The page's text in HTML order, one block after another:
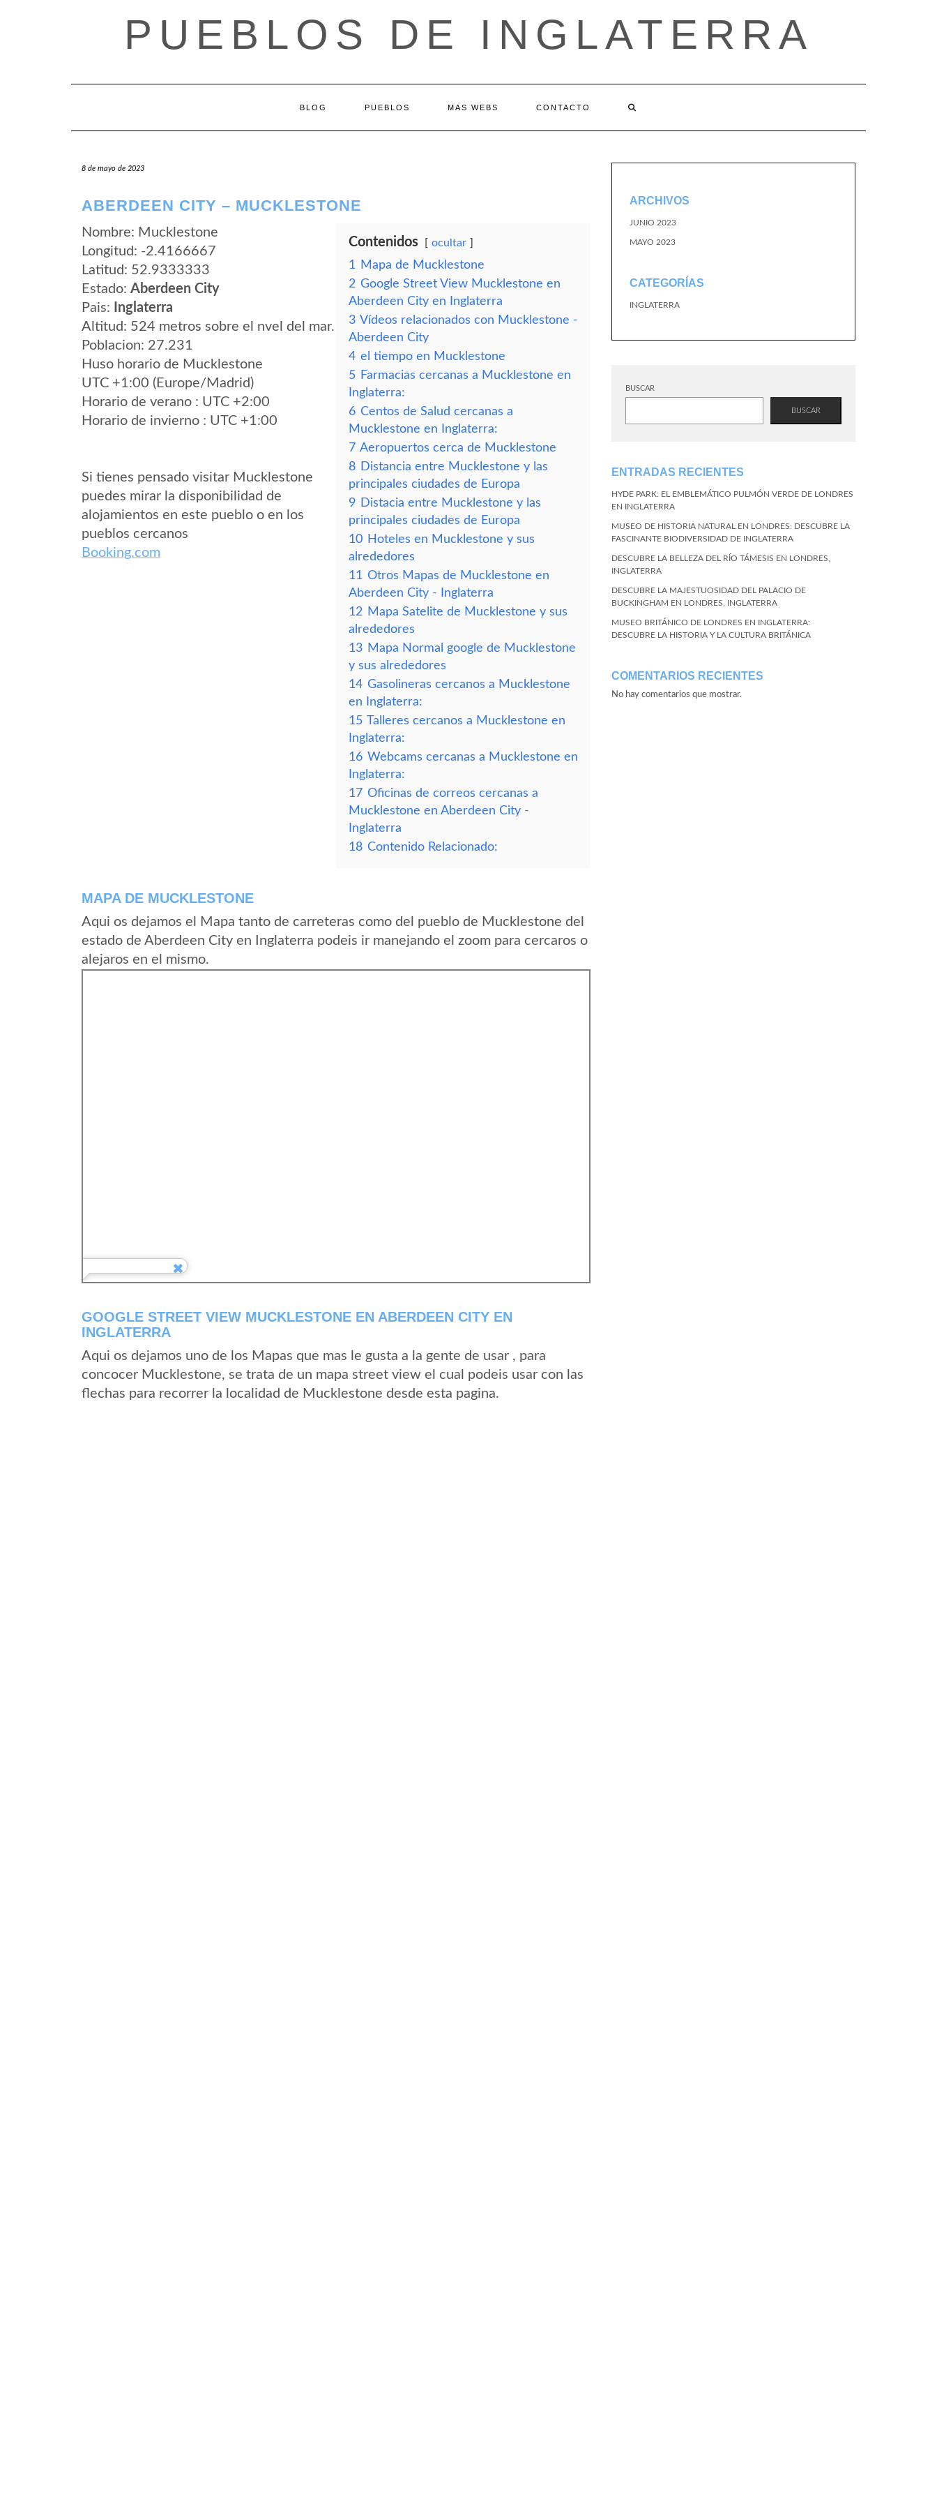
PUEBLOS DE INGLATERRA
BLOG PUEBLOS MAS WEBS CONTACTO
8 de mayo de 2023
ABERDEEN CITY – MUCKLESTONE
Nombre: Mucklestone
Longitud: -2.4166667
Latitud: 52.9333333
Estado: Aberdeen City
Pais:
Inglaterra
Altitud: 524 metros sobre el nvel del mar.
Poblacion: 27.231
Huso horario de Mucklestone
UTC +1:00 (Europe/Madrid)
Horario de verano : UTC +2:00
Horario de invierno : UTC +1:00
Si tienes pensado visitar Mucklestone
puedes mirar la disponibilidad de
alojamientos en este pueblo o en los
pueblos cercanos
Booking.com
Contenidos ocultar
1
Mapa de Mucklestone
2 Google Street View Mucklestone en
Aberdeen City en Inglaterra
3 Vídeos relacionados con Mucklestone -
Aberdeen City
4 el tiempo en Mucklestone
5 Farmacias cercanas a Mucklestone en
Inglaterra:
6 Centos de Salud cercanas a
Mucklestone en Inglaterra:
7 Aeropuertos cerca de Mucklestone
8 Distancia entre Mucklestone y las
principales ciudades de Europa
9 Distacia entre Mucklestone y las
principales ciudades de Europa
10 Hoteles en Mucklestone y sus
alrededores
11 Otros Mapas de Mucklestone en
Aberdeen City - Inglaterra
12 Mapa Satelite de Mucklestone y sus
alrededores
13 Mapa Normal google de Mucklestone
y sus alrededores
14 Gasolineras cercanos a Mucklestone
en Inglaterra:
15 Talleres cercanos a Mucklestone en
Inglaterra:
16 Webcams cercanas a Mucklestone en
Inglaterra:
17 Oficinas de correos cercanas a
Mucklestone en Aberdeen City -
Inglaterra
18 Contenido Relacionado:
MAPA DE MUCKLESTONE
Aqui os dejamos el Mapa tanto de carreteras como del pueblo de Mucklestone del
estado de Aberdeen City en Inglaterra podeis ir manejando el zoom para cercaros o
alejaros en el mismo.
GOOGLE STREET VIEW MUCKLESTONE EN ABERDEEN CITY EN
INGLATERRA
Aqui os dejamos uno de los Mapas que mas le gusta a la gente de usar , para
concocer Mucklestone, se trata de un mapa street view el cual podeis usar con las
flechas para recorrer la localidad de Mucklestone desde esta pagina.
ARCHIVOS
JUNIO 2023
MAYO 2023
CATEGORÍAS
INGLATERRA
BUSCAR
BUSCAR
ENTRADAS RECIENTES
HYDE PARK: EL EMBLEMÁTICO PULMÓN VERDE DE LONDRES
EN INGLATERRA
MUSEO DE HISTORIA NATURAL EN LONDRES: DESCUBRE LA
FASCINANTE BIODIVERSIDAD DE INGLATERRA
DESCUBRE LA BELLEZA DEL RÍO TÁMESIS EN LONDRES,
INGLATERRA
DESCUBRE LA MAJESTUOSIDAD DEL PALACIO DE
BUCKINGHAM EN LONDRES, INGLATERRA
MUSEO BRITÁNICO DE LONDRES EN INGLATERRA:
DESCUBRE LA HISTORIA Y LA CULTURA BRITÁNICA
COMENTARIOS RECIENTES
No hay comentarios que mostrar.